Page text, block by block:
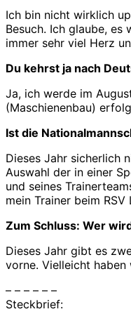
Ich bin nicht wirklich
Besuch. Ich glaube, es
immer sehr viel Herz
Du kehrst ja nach
Ja, ich werde im
(Maschienenbau)
Ist die
Dieses Jahr sicherlich
Auswahl der in einer
und seines
mein Trainer beim
Zum Schluss: Wer
Dieses Jahr gibt es
vorne. Vielleicht haben
– – – – – –
Steckbrief: